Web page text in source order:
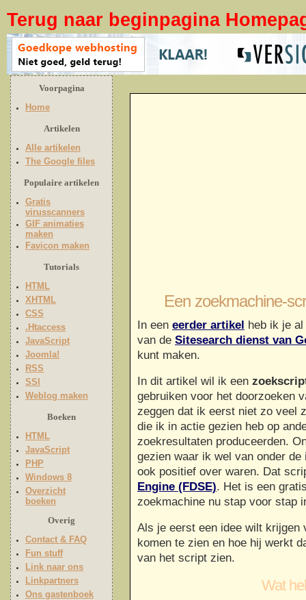
Terug naar beginpagina
Een zoekmachine-
In een eerder artikel heb ik je
van de Sitesearch dienst van
kunt maken.
In dit artikel wil ik een
gebruiken voor het doorzoeken
zeggen dat ik eerst niet zo veel
die ik in actie gezien heb op
zoekresultaten produceerden.
gezien waar ik wel van onder
ook positief over waren. Dat
Engine (FDSE). Het is een
zoekmachine nu stap voor stap
Als je eerst een idee wilt krijgen
komen te zien en hoe hij werkt
van het script zien.
Wat
Voorpagina
Home
Artikelen
Alle artikelen
The Google files
Populaire artikelen
Gratis
virusscanners
GIF animaties
maken
Favicon maken
Tutorials
HTML
XHTML
CSS
.Htaccess
JavaScript
Joomla!
RSS
SSI
Weblog maken
Boeken
HTML
JavaScript
PHP
Windows 8
Overzicht
boeken
Overig
Contact & FAQ
Fun stuff
Link naar ons
Linkpartners
Ons gastenboek